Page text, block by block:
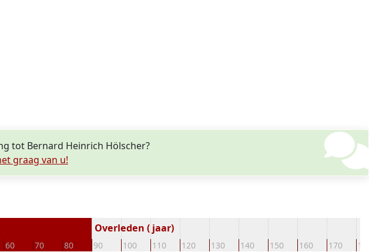
tot Bernard Heinrich Hölscher?
graag van u!
60 70 80 90 100 110 120 130 140 150 160 170
Overleden ( jaar)